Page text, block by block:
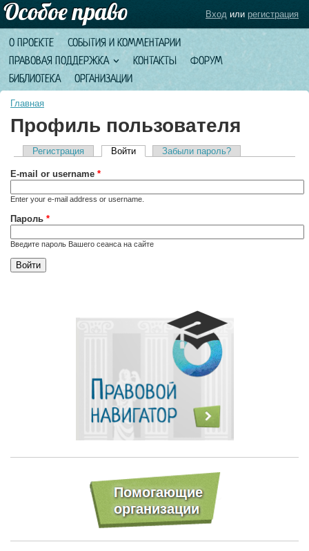
О ПРОЕКТЕ
СОБЫТИЯ И КОММЕНТАРИИ
ПРАВОВАЯ ПОДДЕРЖКА
КОНТАКТЫ
ФОРУМ
БИБЛИОТЕКА
ОРГАНИЗАЦИИ
Вход или регистрация
Главная
Профиль пользователя
Главные вкладки
Регистрация Войти(активная вкладка)
Забыли пароль?
E-mail or username *
Enter your e-mail address or username.
Пароль *
Введите пароль Вашего сеанса на сайте